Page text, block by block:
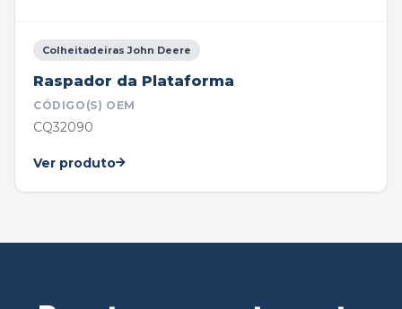
Colheitadeiras John Deere
Raspador da Plataforma
CÓDIGO(S) OEM
CQ32090
Ver produto